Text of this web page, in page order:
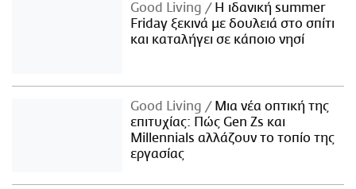
Good Living
Η ιδανική summer
Friday ξεκινά με δουλειά στο σπίτι
και καταλήγει σε κάποιο νησί
Good Living
Μια νέα οπτική της
επιτυχίας: Πώς Gen Zs και
Millennials αλλάζουν το τοπίο της
εργασίας